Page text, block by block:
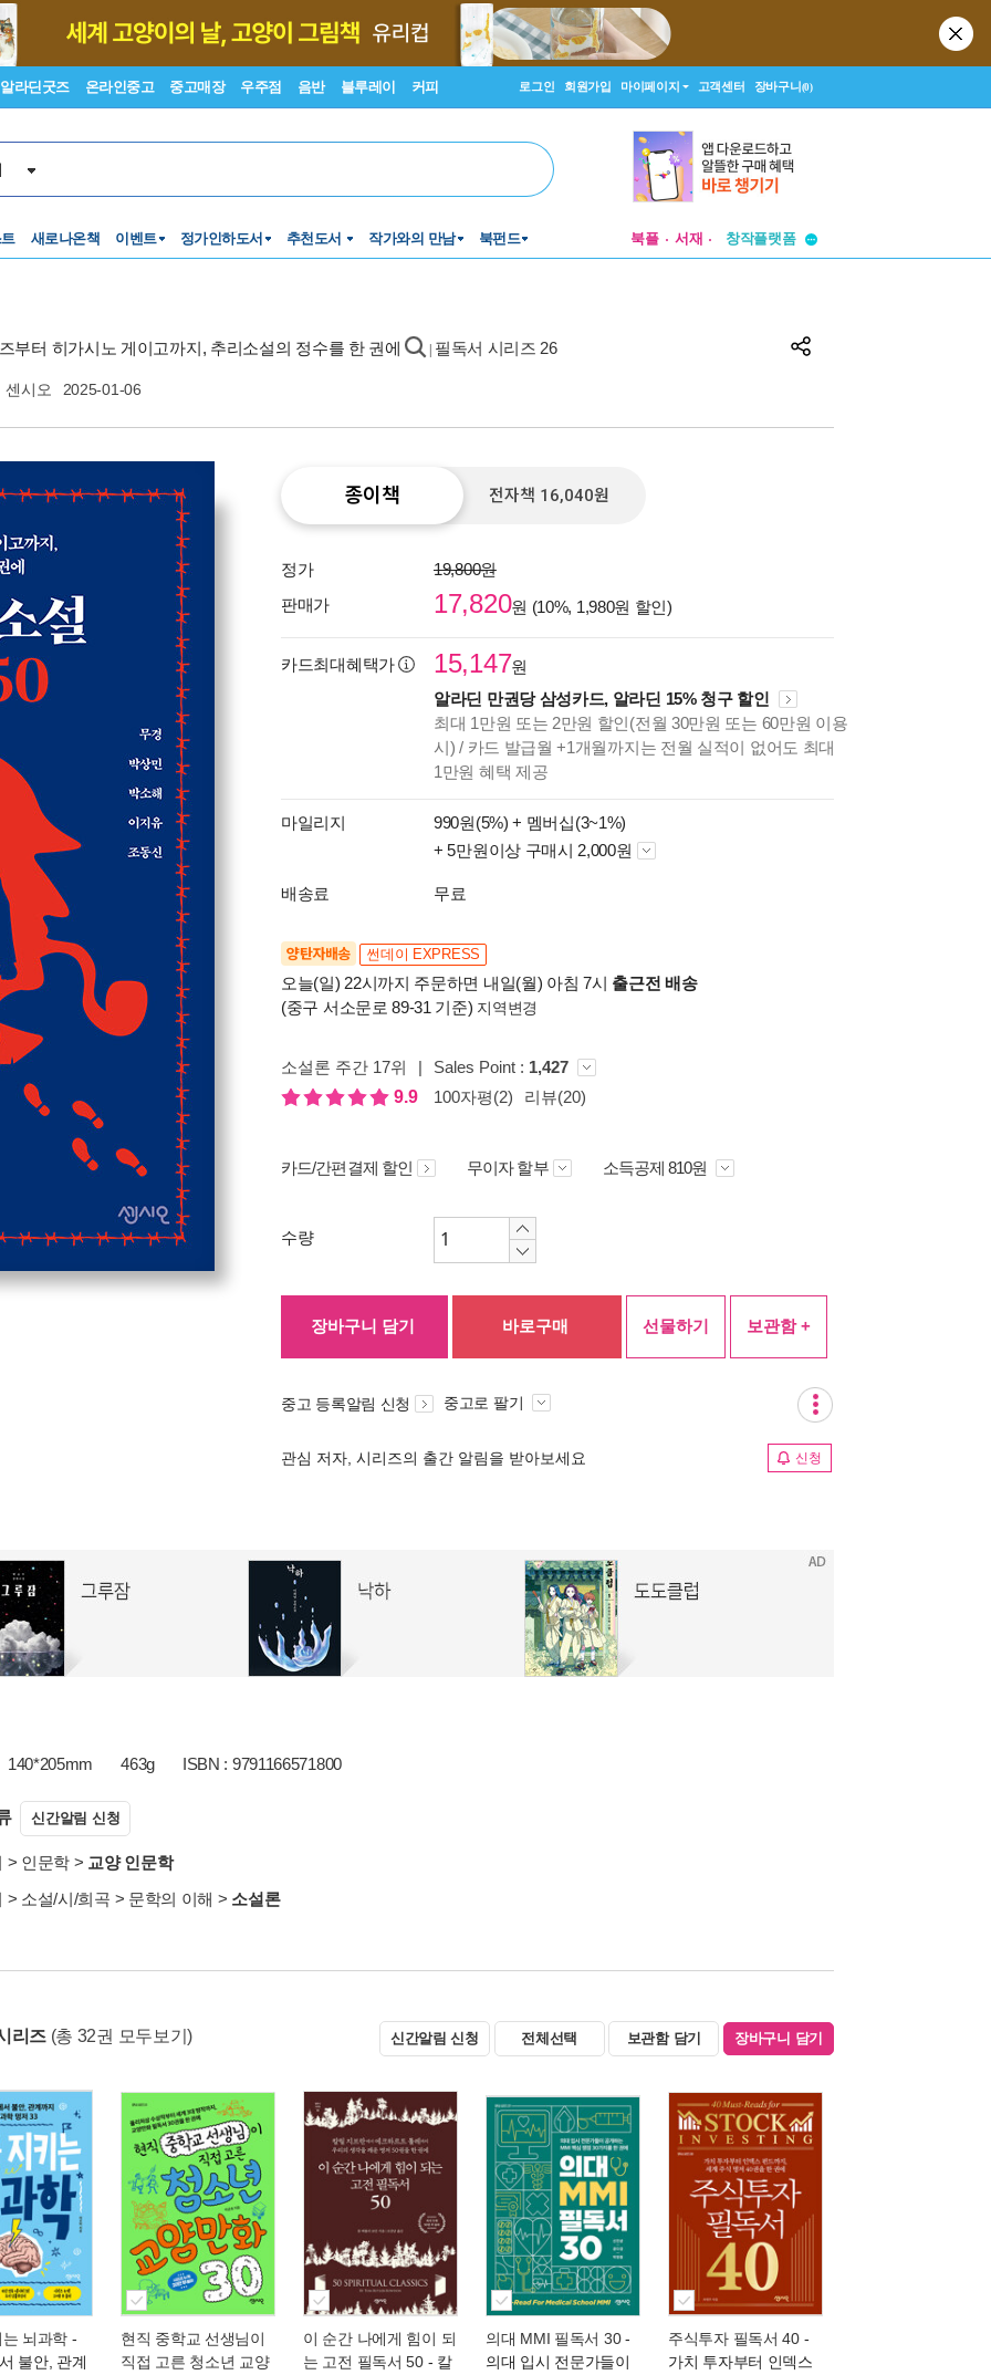
알라딘굿즈 온라인중고 중고매장 우주점 음반 블루레이 커피 로그인 회원가입 마이페이지 고객센터 장바구니(0)
새로나온책 이벤트 정가인하도서 추천도서 작가와의 만남 북펀드 북플 서재
창작플랫폼
부터 히가시노 게이고까지, 추리소설의 정수를 한 권에 필독서 시리즈 26
센시오 2025-01-06
종이책 전자책 16,040원
정가
19,800원
판매가
17,820원 (10%, 1,980원 할인)
카드최대혜택가 15,147원
알라딘 만권당 삼성카드, 알라딘 15% 청구 할인
최대 1만원 또는 2만원 할인(전월 30만원 또는 60만원 이용
시) / 카드 발급월 +1개월까지는 전월 실적이 없어도 최대
1만원 혜택 제공
마일리지 990원(5%) + 멤버십(3~1%)
+ 5만원이상 구매시 2,000원
배송료 무료
양탄자배송 썬데이 EXPRESS
오늘(일) 22시까지 주문하면 내일(월) 아침 7시 출근전 배송
(중구 서소문로 89-31 기준) 지역변경
소설론 주간 17위 | Sales Point : 1,427
9.9
100자평(2) 리뷰(20)
카드/간편결제 할인 무이자 할부 소득공제 810원
수량
장바구니 담기 바로구매 선물하기 보관함 +
중고 등록알림 신청 중고로 팔기
관심 저자, 시리즈의 출간 알림을 받아보세요 신청
140*205mm 463g ISBN : 9791166571800
신간알림 신청
> 인문학 > 교양 인문학
> 소설/시/희곡 > 문학의 이해 > 소설론
리즈 (총 32권 모두보기) 신간알림 신청 전체선택 보관함 담기 장바구니 담기
뇌과학 -
불안, 관계
현직 중학교 선생님이
직접 고른 청소년 교양
이 순간 나에게 힘이 되
는 고전 필독서 50- 칼
의대 MMI 필독서 30-
의대 입시 전문가들이
주식투자 필독서 40-
가치 투자부터 인덱스